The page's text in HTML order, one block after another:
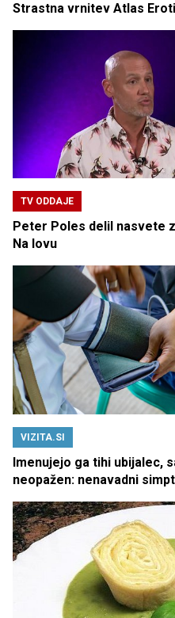
Strastna vrnitev Atlas
TV ODDAJE
Peter Poles delil nasvete
Na lovu
VIZITA.SI
Imenujejo ga tihi ubijalec,
neopažen: nenavadni